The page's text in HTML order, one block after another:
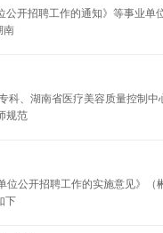
开招聘工作的通知》等事业
南
、湖南省医疗美容质量控制
规范
公开招聘工作的实施意见》
下